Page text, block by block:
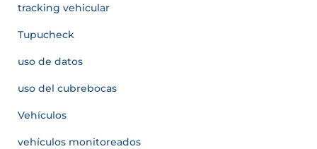
tracking vehicular
Tupucheck
uso de datos
uso del cubrebocas
Vehículos
vehículos monitoreados